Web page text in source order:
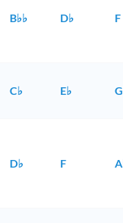
B♭♭ D♭ F
C♭ E♭
D♭ F